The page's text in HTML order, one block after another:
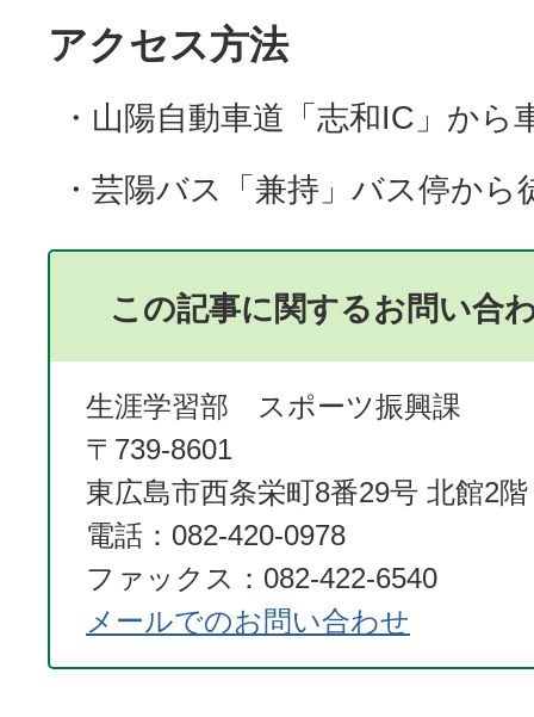
アクセス方法
・山陽自動車道「志和IC」から
・芸陽バス「兼持」バス停から
この記事に関するお問い合
生涯学習部 スポーツ振興課
〒739-8601
東広島市西条栄町8番29号 北館2階
電話：082-420-0978
ファックス：082-422-6540
メールでのお問い合わせ